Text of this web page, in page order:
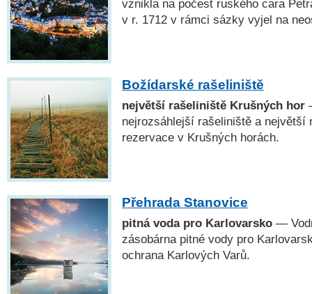
vznikla na počest ruského cara
v r. 1712 v rámci sázky vyjel na
Božídarské rašeliniště
největší rašeliniště Krušných hor
nejrozsáhlejší rašeliniště a největší
rezervace v Krušných horách.
Přehrada Stanovice
pitná voda pro Karlovarsko —
zásobárna pitné vody pro
ochrana Karlových Varů.